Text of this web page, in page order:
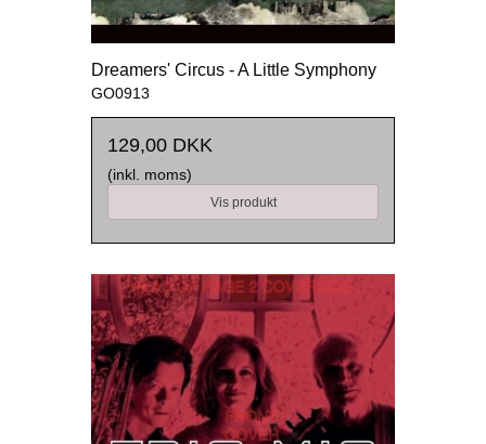
Dreamers' Circus - A Little Symphony
GO0913
129,00 DKK
(inkl. moms)
Vis produkt